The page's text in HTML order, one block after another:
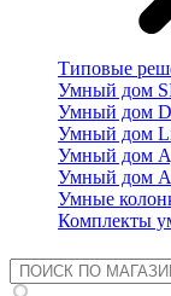
Типовые
Умный дом
Умный дом
Умный дом
Умный дом
Умный дом
Умные
Комплекты